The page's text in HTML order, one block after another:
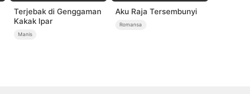
Terjebak di Genggaman
Kakak Ipar
Manis
Aku Raja Tersembunyi
Romansa